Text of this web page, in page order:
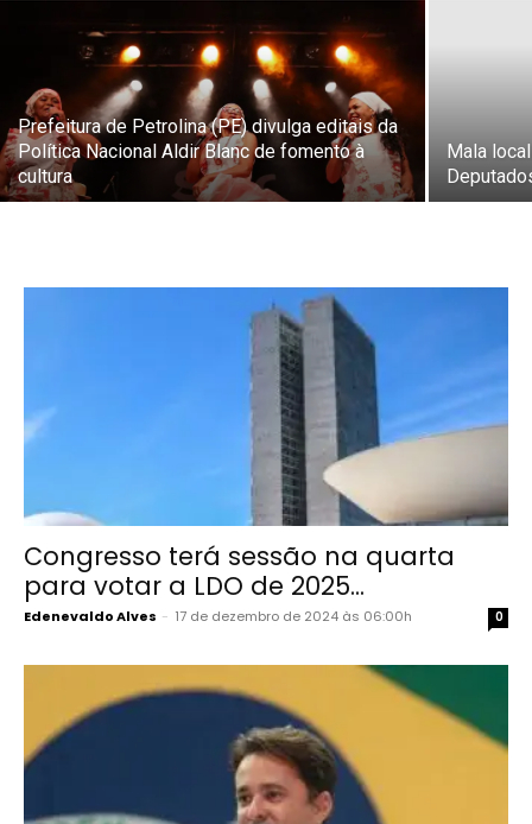
Prefeitura de Petrolina (PE) divulga editais da
Política Nacional Aldir Blanc de fomento à
cultura
Mala
Congresso terá sessão na quarta
para votar a LDO de 2025...
Edenevaldo Alves - 17 de dezembro de 2024 às 06:00h 0